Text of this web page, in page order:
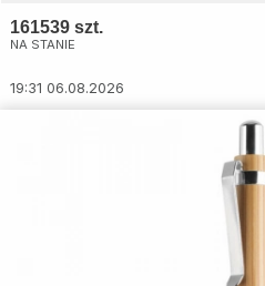
161539 szt.
NA STANIE
19:31 06.08.2026